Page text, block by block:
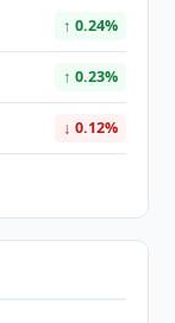
↑ 0.24%
↑ 0.23%
↓ 0.12%